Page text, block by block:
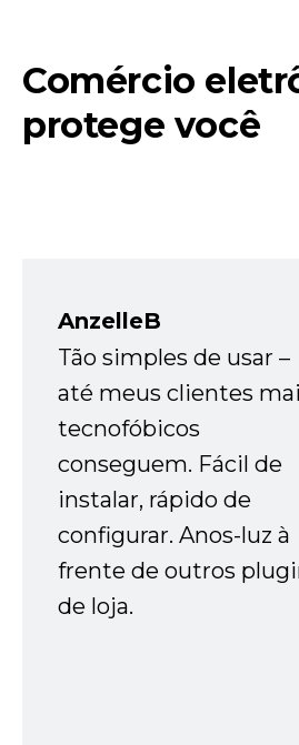
Comércio
protege você
AnzelleB
Tão simples de usar –
até meus clientes
tecnofóbicos
conseguem. Fácil de
instalar, rápido de
configurar. Anos-luz à
frente de outros
de loja.